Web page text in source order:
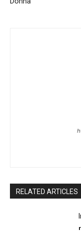
RELATED ARTICLES